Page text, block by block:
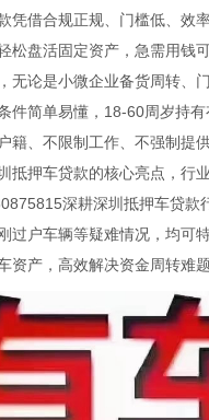
凭借合规正规、门槛低、效
松盘活固定资产，急需用钱
无论是小微企业备货周转、
件简单易懂，18-60周岁持
籍、不限制工作、不强制提
抵押车贷款的核心亮点，行
深耕深圳抵押车贷
过户车辆等疑难情况，均可
资产，高效解决资金周转难